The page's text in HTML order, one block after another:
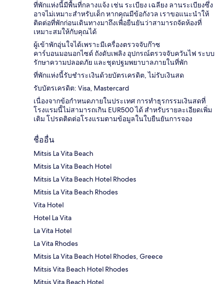
ที่พักแห่งนี้มีพื้นที่กลางแจ้ง เช่น ระเบียง เฉลียง ลานระเบียงซึ่ง
อาจไม่เหมาะสำหรับเด็ก หากคุณมีข้อกังวล เราขอแนะนำให้
ติดต่อที่พักก่อนเดินทางมาถึงเพื่อยืนยันว่าสามารถจัดห้องที่
เหมาะสมให้กับคุณได้
ผู้เข้าพักอุ่นใจได้เพราะมีเครื่องตรวจจับก๊าซ
คาร์บอนมอนอกไซด์ ถังดับเพลิง อุปกรณ์ตรวจจับควันไฟ ระบบ
รักษาความปลอดภัย และชุดปฐมพยาบาลภายในที่พัก
ที่พักแห่งนี้รับชำระเงินด้วยบัตรเครดิต, ไม่รับเงินสด
รับบัตรเครดิต: Visa, Mastercard
เนื่องจากข้อกำหนดภายในประเทศ การทำธุรกรรมเงินสดที่
โรงแรมนี้ไม่สามารถเกิน EUR500 ได้ สำหรับรายละเอียดเพิ่ม
เติม โปรดติดต่อโรงแรมตามข้อมูลในใบยืนยันการจอง
ชื่ออื่น
Mitsis La Vita Beach
Mitsis La Vita Beach Hotel
Mitsis La Vita Beach Hotel Rhodes
Mitsis La Vita Beach Rhodes
Vita Hotel
Hotel La Vita
La Vita Hotel
La Vita Rhodes
Mitsis La Vita Beach Hotel Rhodes, Greece
Mitsis Vita Beach Hotel Rhodes
Mitsis Vita Beach Hotel